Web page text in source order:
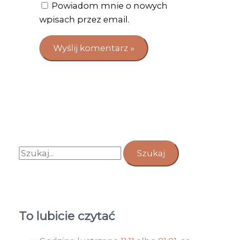
Powiadom mnie o nowych
wpisach przez email.
To lubicie czytać